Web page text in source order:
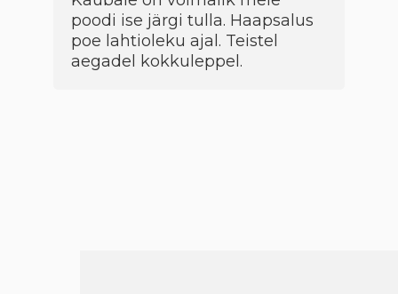
poodi ise järgi tulla. Haapsalus
poe lahtioleku ajal. Teistel
aegadel kokkuleppel.